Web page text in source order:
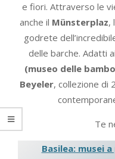
e fiori. Attraverso le
anche il Münsterplaz,
godrete
delle barche. Adatti
(museo delle
Beyeler, collezione di
Te
Basilea: musei